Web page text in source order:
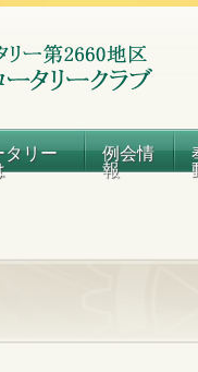
タリー 例会情
報